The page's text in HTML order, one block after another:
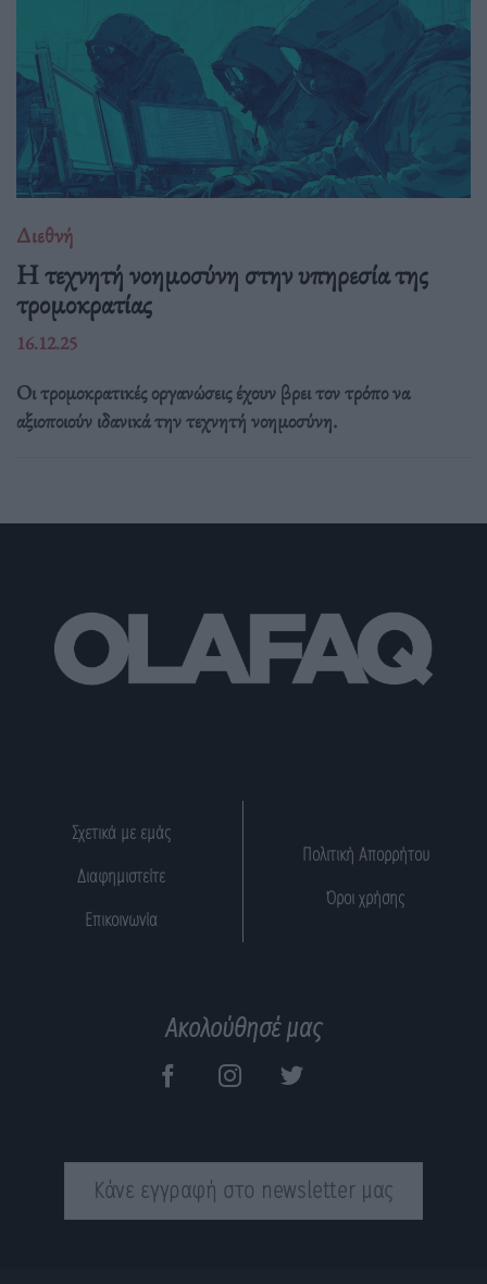
Διεθνή
Η τεχνητή νοημοσύνη στην υπηρεσία της
τρομοκρατίας
16.12.25
Οι τρομοκρατικές οργανώσεις έχουν βρει τον τρόπο να
αξιοποιούν ιδανικά την τεχνητή νοημοσύνη.
Σχετικά με εμάς
Διαφημιστείτε
Επικοινωνία
Πολιτική Απορρήτου
Όροι χρήσης
Ακολούθησέ μας
Κάνε εγγραφή στο newsletter μας